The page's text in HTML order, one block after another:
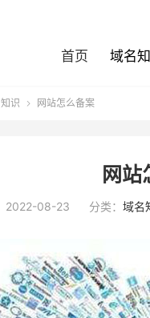
首页 域名
识  网站怎么备案
网站
2022-08-23 分类： 域名